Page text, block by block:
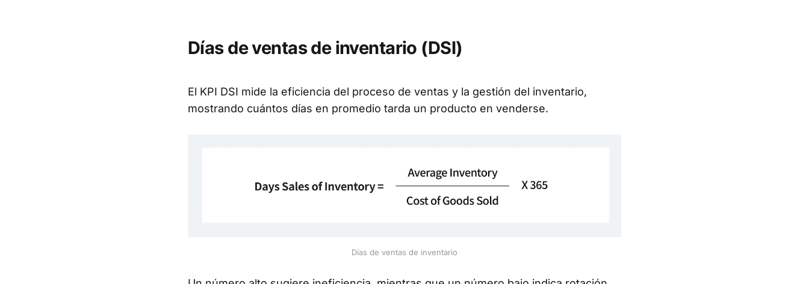
Días de ventas de inventario (DSI)
El KPI DSI mide la eficiencia del proceso de ventas y la gestión del inventario,
mostrando cuántos días en promedio tarda un producto en venderse.
Días de ventas de inventario